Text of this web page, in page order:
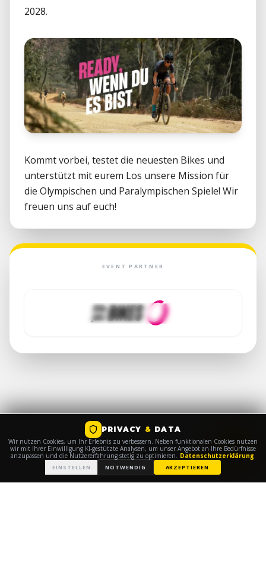
2028.
Kommt vorbei, testet die neuesten Bikes und
unterstützt mit eurem Los unsere Mission für
die Olympischen und Paralympischen Spiele! Wir
freuen uns auf euch!
EVENT PARTNER
PRIVACY & DATA
Wir nutzen Cookies, um Ihr Erlebnis zu verbessern. Neben funktionalen Cookies nutzen
wir mit Ihrer Einwilligung KI-gestützte Analysen, um unser Angebot an Ihre Bedürfnisse
anzupassen und die Nutzererfahrung stetig zu optimieren. Datenschutzerklärung.
EINSTELLEN NOTWENDIG AKZEPTIEREN